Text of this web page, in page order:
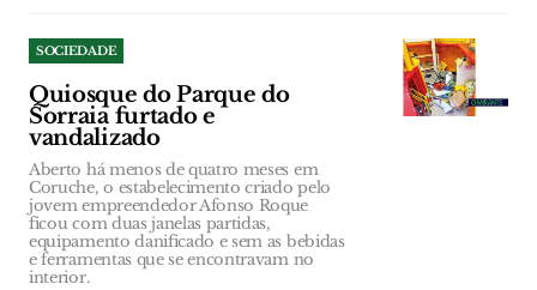
SOCIEDADE
Quiosque do Parque do
Sorraia furtado e
vandalizado
Aberto há menos de quatro meses em
Coruche, o estabelecimento criado pelo
jovem empreendedor Afonso Roque
ficou com duas janelas partidas,
equipamento danificado e sem as bebidas
e ferramentas que se encontravam no
interior.